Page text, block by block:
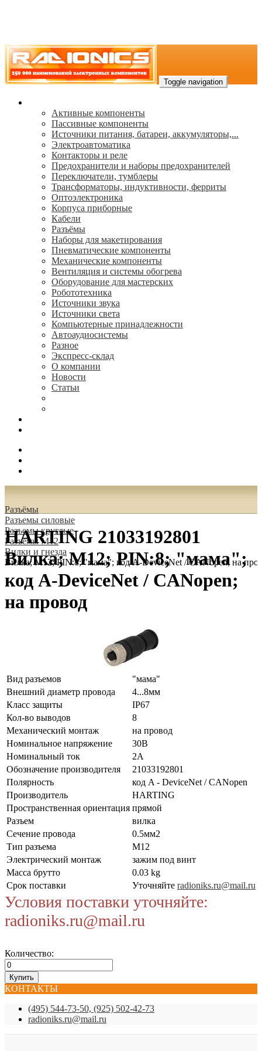
Toggle navigation
Активные компоненты
Пассивные компоненты
Источники питания, батареи, аккумуляторы,...
Электроавтоматика
Контакторы и реле
Предохранители и наборы предохранителей
Переключатели, тумблеры
Трансформаторы, индуктивности, ферриты
Oптоэлектроника
Корпуса приборные
Кабели
Разъёмы
Наборы для макетирования
Пневматические компоненты
Механические компоненты
Вентиляция и системы обогрева
Оборудование для мастерских
Робототехника
Источники звука
Источники света
Компьютерные принадлежности
Автоаудиосистемы
Разное
Экспресс-склад
О компании
Новости
Статьи
Разъёмы
Разъeмы силовые
Разъeмы круглые
Разъeмы M12
Вилки и гнезда
Вилка; M12; PIN:8; "мама"; код A-DeviceNet / CANopen; на
HARTING 21033192801
Вилка; M12; PIN:8; "мама";
код A-DeviceNet / CANopen;
на провод
Вид разъемов
"мама"
Внешний диаметр провода
4...8мм
Класс защиты
IP67
Кол-во выводов
8
Механический монтаж
на провод
Номинальное напряжение
30В
Номинальный ток
2А
Обозначение производителя
21033192801
Полярность
код A - DeviceNet / CANopen
Производитель
HARTING
Пространственная ориентация прямой
Разъем
вилка
Сечение провода
0.5мм2
Тип разъема
M12
Электрический монтаж
зажим под винт
Масса брутто
0.03 kg
Срок поставки
Уточняйте radioniks.ru@mail.ru
Условия поставки уточняйте:
radioniks.ru@mail.ru
Количество:
КОНТАКТЫ
(495) 544-73-50, (925) 502-42-73
radioniks.ru@mail.ru